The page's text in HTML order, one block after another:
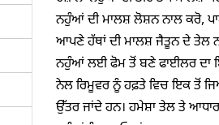
ਨਹੁੰਆਂ ਦੀ ਮਾਲਸ਼ ਲੋਸ਼ਨ ਨਾਲ ਕਰੋ,
ਆਪਣੇ ਹੱਥਾਂ ਦੀ ਮਾਲਸ਼ ਜੈਤੂਨ ਦੇ ਤੇਲ
ਨਹੁੰਆਂ ਲਈ ਫੋਮ ਤੋਂ ਬਣੇ ਫਾਈਲਰ ਦਾ
ਨੇਲ ਰਿਮੂਵਰ ਨੂੰ ਹਫ਼ਤੇ ਵਿਚ ਇਕ ਤੋਂ
ਉੱਤਰ ਜਾਂਦੇ ਹਨ। ਹਮੇਸ਼ਾ ਤੇਲ ਤੇ